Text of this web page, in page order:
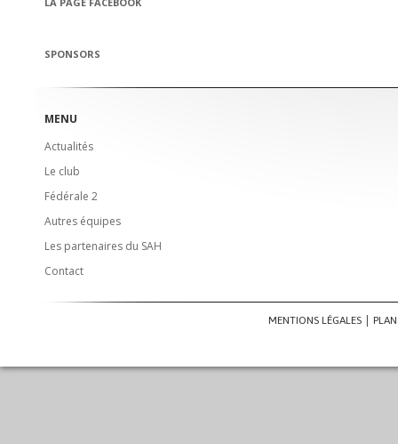
SPONSORS
MENU
Actualités
Le club
Fédérale 2
Autres équipes
Les partenaires du SAH
Contact
MENTIONS LÉGALES